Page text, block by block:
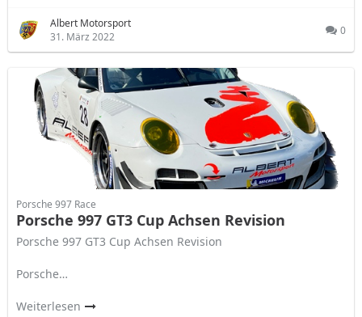
Albert Motorsport
31. März 2022
0
Porsche 997 Race
Porsche 997 GT3 Cup Achsen Revision
Porsche 997 GT3 Cup Achsen Revision
Porsche…
Weiterlesen